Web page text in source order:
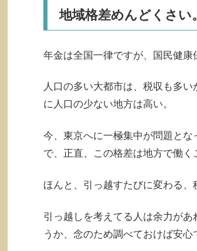
地域格差めんどくさい。
年金は全国一律ですが、国民健康
人口の多い大都市は、税収も多
に人口の少ない地方は高い。
今、東京へに一極集中が問題と
で、正直、この格差は地方で働く
ほんと、引っ越すたびに変わる
引っ越しを考えてる人は余力が
うか、念のため調べておけば安心